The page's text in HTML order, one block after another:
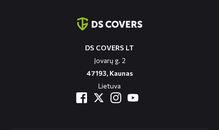
DS COVERS LT
Jovarų g. 2
47193, Kaunas
Lietuva